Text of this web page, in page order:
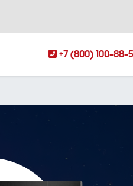
+7 (800) 100-88-